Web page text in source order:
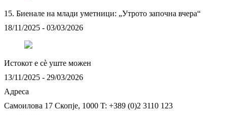
15. Биенале на млади уметници: „Утрото започна вчера“
18/11/2025 - 03/03/2026
Истокот e сè уште можен
13/11/2025 - 29/03/2026
Адреса
Самоилова 17 Скопје, 1000 T: +389 (0)2 3110 123